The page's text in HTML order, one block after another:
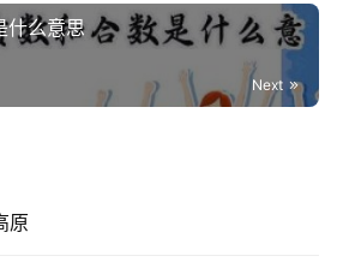
什么意思
Next
原